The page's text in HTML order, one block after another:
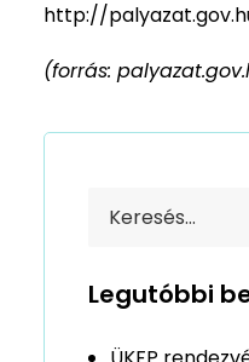
http://
(forrás:
Legutóbbi